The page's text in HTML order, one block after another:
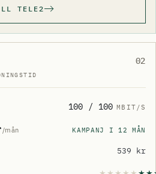
TELE2
02
100 / 100 MBIT/S
/mån KAMPANJ I 12 MÅN
539 kr